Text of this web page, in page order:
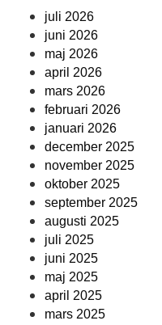
juli 2026
juni 2026
maj 2026
april 2026
mars 2026
februari 2026
januari 2026
december 2025
november 2025
oktober 2025
september 2025
augusti 2025
juli 2025
juni 2025
maj 2025
april 2025
mars 2025